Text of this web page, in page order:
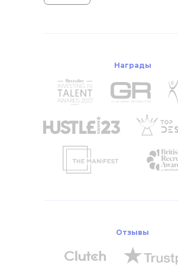
Награды
Отзывы